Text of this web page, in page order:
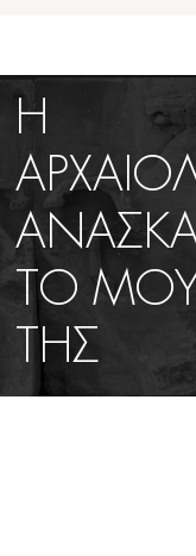
H
ΤΟ
ΤΗΣ